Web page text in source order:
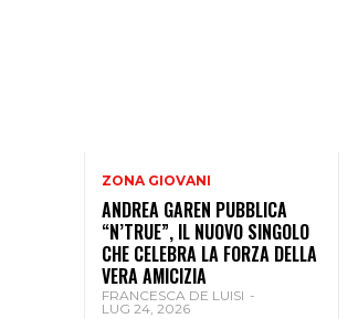
ZONA GIOVANI
ANDREA GAREN PUBBLICA
“N’TRUE”, IL NUOVO SINGOLO
CHE CELEBRA LA FORZA DELLA
VERA AMICIZIA
FRANCESCA DE LUISI -
LUG 24, 2026